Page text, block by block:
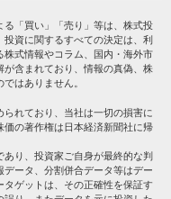
「買い」「売り」等は、株式投
資に関するすべての決定は、利
式情報やコラム、国内・海外市
含まれており、情報の真偽、株
はありません。
れており、当社は一切の損害に
の著作権は日本経済新聞社に帰
り、投資家ご自身が最終的な判
ータ、分割併合データ等はデー
ゲットは、その正確性を保証す